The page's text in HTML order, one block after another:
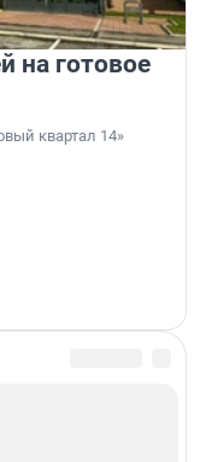
на готовое
квартал 14»